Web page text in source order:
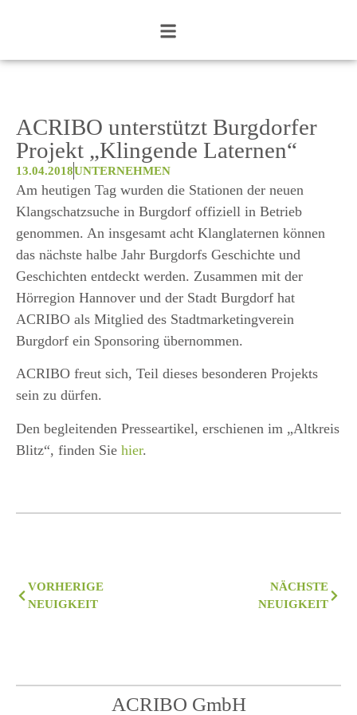
ACRIBO unterstützt Burgdorfer
Projekt „Klingende Laternen“
13.04.2018UNTERNEHMEN
Am heutigen Tag wurden die Stationen der neuen
Klangschatzsuche in Burgdorf offiziell in Betrieb
genommen. An insgesamt acht Klanglaternen können
das nächste halbe Jahr Burgdorfs Geschichte und
Geschichten entdeckt werden. Zusammen mit der
Hörregion Hannover und der Stadt Burgdorf hat
ACRIBO als Mitglied des Stadtmarketingverein
Burgdorf ein Sponsoring übernommen.
ACRIBO freut sich, Teil dieses besonderen Projekts
sein zu dürfen.
Den begleitenden Presseartikel, erschienen im „Altkreis
Blitz“, finden Sie hier.
VORHERIGE
NEUIGKEIT
NÄCHSTE
NEUIGKEIT
ACRIBO GmbH